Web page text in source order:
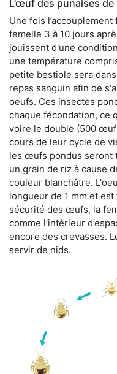
L’œuf des punaises de
Une fois
femelle 3 à 10 jours
jouissent d'une
une température
petite bestiole sera
repas sanguin afin de
oeufs. Ces insectes
chaque fécondation, ce
voire le double (500
cours de leur cycle de
les œufs pondus seront
un grain de riz à cause
couleur blanchâtre.
longueur de 1 mm et
sécurité des œufs, la
comme l’intérieur
encore des crevasses.
servir de nids.